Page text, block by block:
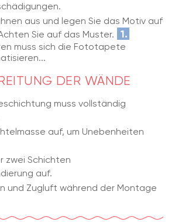
aus und legen Sie das Motiv auf
Sie auf das Muster.
1.
muss sich die Fototapete
DER WÄNDE
muss vollständig
auf, um Unebenheiten
zwei Schichten
auf.
und Zugluft während der Montage